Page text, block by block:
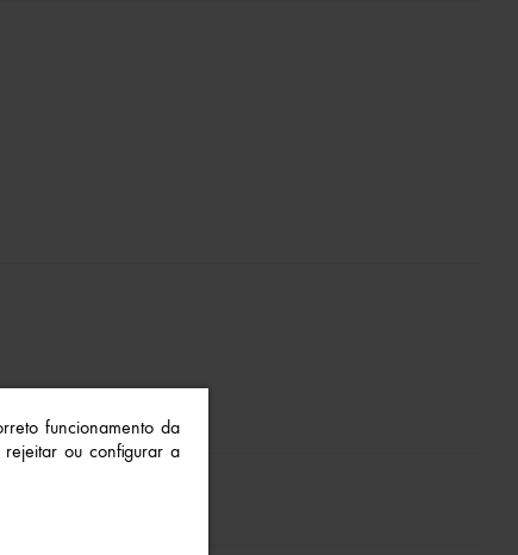
funcionamento da
rejeitar ou configurar a